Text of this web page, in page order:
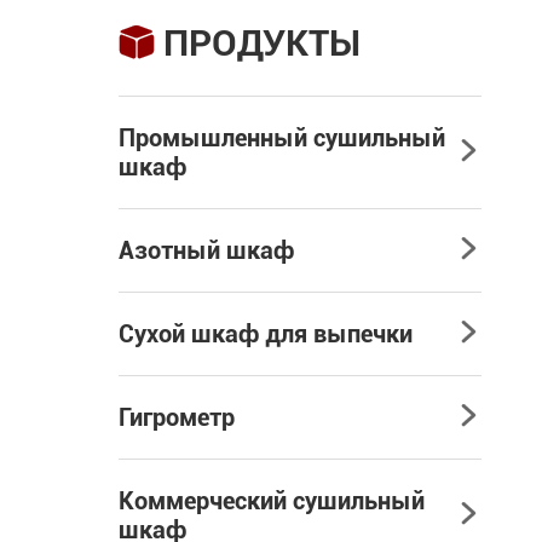
 ПРОДУКТЫ
Промышленный сушильный
шкаф

Азотный шкаф 
Сухой шкаф для выпечки 
Гигрометр 
Коммерческий сушильный
шкаф
